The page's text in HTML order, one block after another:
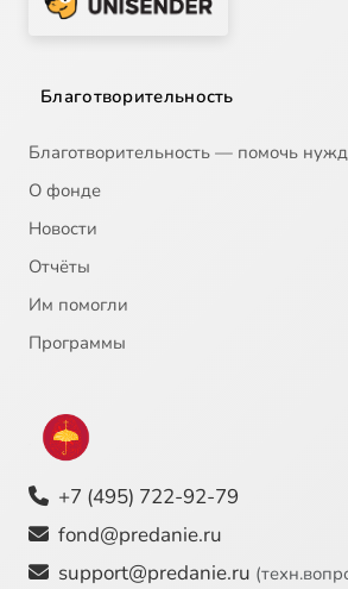
Благотворительность
Благотворительность — помочь
О фонде
Новости
Отчёты
Им помогли
Программы
+7 (495) 722-92-79
fond@predanie.ru
support@predanie.ru